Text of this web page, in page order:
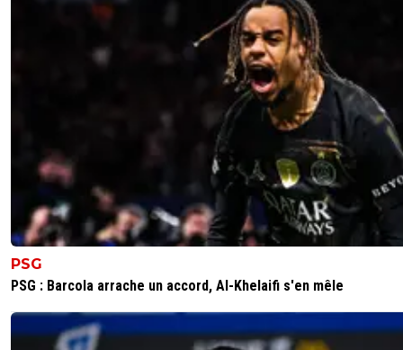
PSG
PSG : Barcola arrache un accord, Al-Khelaifi s'en mêle